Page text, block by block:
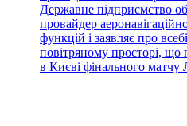
Державне підприємство
провайдер
функцій і заявляє про
повітряному просторі, що
в Києві фінального